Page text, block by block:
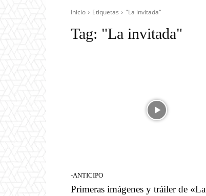
Inicio Etiquetas "La invitada"
Tag: "La invitada"
-ANTICIPO
Primeras imágenes y tráiler de «La